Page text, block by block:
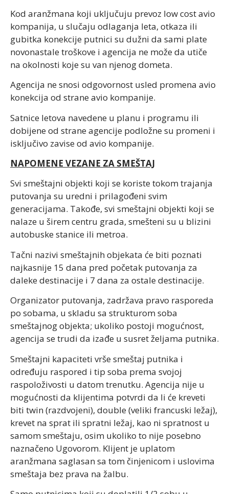
Kod aranžmana koji uključuju prevoz low cost avio
kompanija, u slučaju odlaganja leta, otkaza ili
gubitka konekcije putnici su dužni da sami plate
novonastale troškove i agencija ne može da utiče
na okolnosti koje su van njenog dometa.
Agencija ne snosi odgovornost usled promena avio
konekcija od strane avio kompanije.
Satnice letova navedene u planu i programu ili
dobijene od strane agencije podložne su promeni i
isključivo zavise od avio kompanije.
NAPOMENE VEZANE ZA SMEŠTAJ
Svi smeštajni objekti koji se koriste tokom trajanja
putovanja su uredni i prilagođeni svim
generacijama. Takođe, svi smeštajni objekti koji se
nalaze u širem centru grada, smešteni su u blizini
autobuske stanice ili metroa.
Tačni nazivi smeštajnih objekata će biti poznati
najkasnije 15 dana pred početak putovanja za
daleke destinacije i 7 dana za ostale destinacije.
Organizator putovanja, zadržava pravo rasporeda
po sobama, u skladu sa strukturom soba
smeštajnog objekta; ukoliko postoji mogućnost,
agencija se trudi da izađe u susret željama putnika.
Smeštajni kapaciteti vrše smeštaj putnika i
određuju raspored i tip soba prema svojoj
raspoloživosti u datom trenutku. Agencija nije u
mogućnosti da klijentima potvrdi da li će kreveti
biti twin (razdvojeni), double (veliki francuski ležaj),
krevet na sprat ili spratni ležaj, kao ni spratnost u
samom smeštaju, osim ukoliko to nije posebno
naznačeno Ugovorom. Klijent je uplatom
aranžmana saglasan sa tom činjenicom i uslovima
smeštaja bez prava na žalbu.